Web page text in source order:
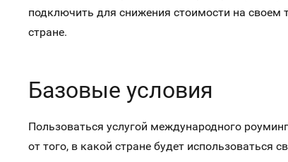
подключить для снижения стоимости на
стране.
Базовые условия
Пользоваться услугой международного
от того, в какой стране будет использоваться